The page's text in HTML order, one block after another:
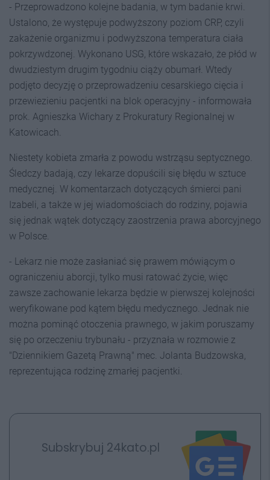
- Przeprowadzono kolejne badania, w tym badanie krwi.
Ustalono, że występuje podwyższony poziom CRP, czyli
zakażenie organizmu i podwyższona temperatura ciała
pokrzywdzonej. Wykonano USG, które wskazało, że płód w
dwudziestym drugim tygodniu ciąży obumarł. Wtedy
podjęto decyzję o przeprowadzeniu cesarskiego cięcia i
przewiezieniu pacjentki na blok operacyjny - informowała
prok. Agnieszka Wichary z Prokuratury Regionalnej w
Katowicach.
Niestety kobieta zmarła z powodu wstrząsu septycznego.
Śledczy badają, czy lekarze dopuścili się błędu w sztuce
medycznej. W komentarzach dotyczących śmierci pani
Izabeli, a także w jej wiadomościach do rodziny, pojawia
się jednak wątek dotyczący zaostrzenia prawa aborcyjnego
w Polsce.
- Lekarz nie może zasłaniać się prawem mówiącym o
ograniczeniu aborcji, tylko musi ratować życie, więc
zawsze zachowanie lekarza będzie w pierwszej kolejności
weryfikowane pod kątem błędu medycznego. Jednak nie
można pominąć otoczenia prawnego, w jakim poruszamy
się po orzeczeniu trybunału - przyznała w rozmowie z
"Dziennikiem Gazetą Prawną" mec. Jolanta Budzowska,
reprezentująca rodzinę zmarłej pacjentki.
Subskrybuj 24kato.pl